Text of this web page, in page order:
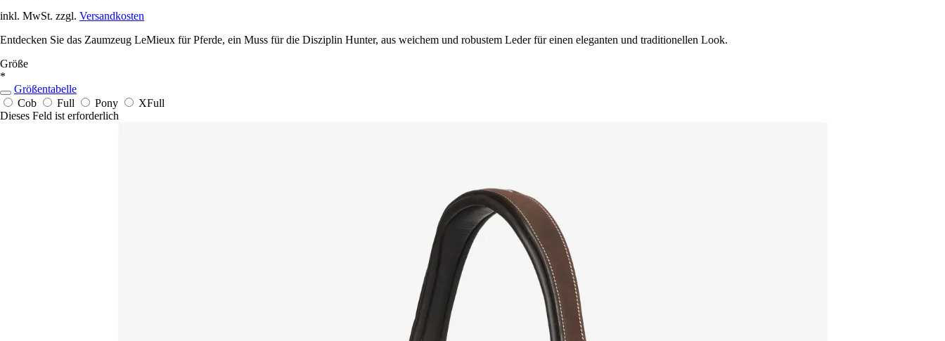
inkl. MwSt. zzgl. Versandkosten
Entdecken Sie das Zaumzeug LeMieux für Pferde, ein Muss für die Disziplin Hunter, aus weichem und robustem Leder für einen eleganten und traditionellen Look.
Größe
*
Größentabelle
Cob
Full Pony
XFull
Dieses Feld ist erforderlich